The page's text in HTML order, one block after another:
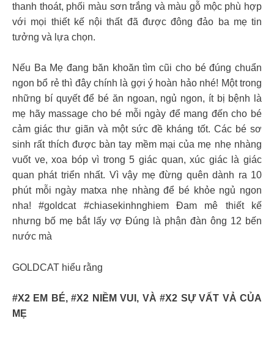
thanh thoát, phối màu sơn trắng và màu gỗ mộc phù hợp
với mọi thiết kế nội thất đã được đông đảo ba mẹ tin
tưởng và lựa chọn.
Nếu Ba Mẹ đang băn khoăn tìm cũi cho bé đúng chuẩn
ngon bổ rẻ thì đây chính là gợi ý hoàn hảo nhé! Một trong
những bí quyết để bé ăn ngoan, ngủ ngon, ít bị bệnh là
mẹ hãy massage cho bé mỗi ngày để mang đến cho bé
cảm giác thư giãn và một sức đề kháng tốt. Các bé sơ
sinh rất thích được bàn tay mềm mại của mẹ nhẹ nhàng
vuốt ve, xoa bóp vì trong 5 giác quan, xúc giác là giác
quan phát triển nhất. Vì vậy mẹ đừng quên dành ra 10
phút mỗi ngày matxa nhẹ nhàng để bé khỏe ngủ ngon
nha! #goldcat #chiasekinhnghiem Đam mê thiết kế
nhưng bố mẹ bắt lấy vợ Đúng là phận đàn ông 12 bến
nước mà
GOLDCAT hiểu rằng
#X2 EM BÉ, #X2 NIỀM VUI, VÀ #X2 SỰ VẤT VẢ CỦA
MẸ